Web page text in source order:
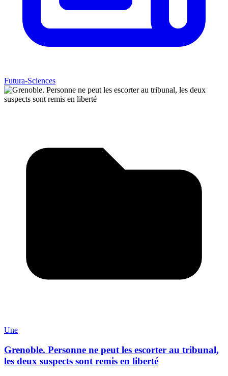
Futura-Sciences
Une
Grenoble. Personne ne peut les escorter au tribunal,
les deux suspects sont remis en liberté